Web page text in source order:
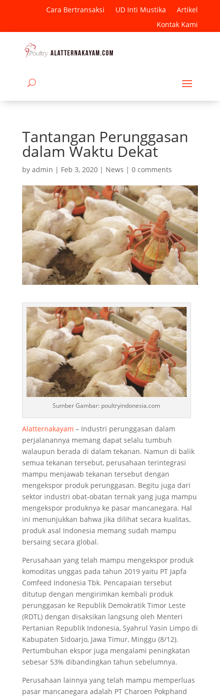
Cara Bertransaksi UD Inti Mustika
Artikel
Kontak Kami
Tantangan Perunggasan
dalam Waktu Dekat
by admin | Feb 3, 2020| News | 0 comments
Sumber Gambar: poultryindonesia.com
Alatternakayam – Industri perunggasan dalam
perjalanannya memang dapat selalu tumbuh
walaupun berada di dalam tekanan. Namun di balik
semua tekanan tersebut, perusahaan terintegrasi
mampu menjawab tekanan tersebut dengan
mengekspor produk perunggasan. Begitu juga dari
sektor industri obat-obatan ternak yang juga mampu
mengekspor produknya ke pasar mancanegara. Hal
ini menunjukkan bahwa jika dilihat secara kualitas,
produk asal Indonesia memang sudah mampu
bersaing secara global.
Perusahaan yang telah mampu mengekspor produk
komoditas unggas pada tahun 2019 yaitu PT Japfa
Comfeed Indonesia Tbk. Pencapaian tersebut
ditutup dengan mengirimkan kembali produk
perunggasan ke Republik Demokratik Timor Leste
(RDTL) dengan disaksikan langsung oleh Menteri
Pertanian Republik Indonesia, Syahrul Yasin Limpo di
Kabupaten Sidoarjo, Jawa Timur, Minggu (8/12).
Pertumbuhan ekspor juga mengalami peningkatan
sebesar 53% dibandingkan tahun sebelumnya.
Perusahaan lainnya yang telah mampu memperluas
pasar mancanegara adalah PT Charoen Pokphand